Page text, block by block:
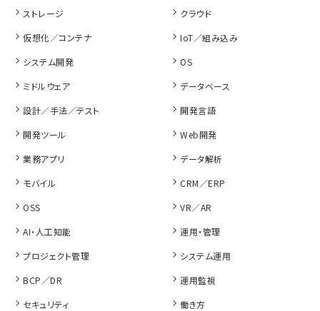
ストレージ
クラウド
仮想化／コンテナ
IoT／組み込み
システム開発
OS
ミドルウェア
データベース
設計／手法／テスト
開発言語
開発ツール
Web開発
業務アプリ
データ解析
モバイル
CRM／ERP
OSS
VR／AR
AI・人工知能
運用・管理
プロジェクト管理
システム運用
BCP／DR
運用監視
セキュリティ
働き方